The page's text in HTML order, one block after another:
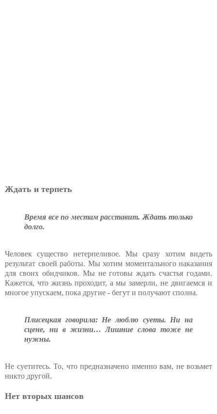
Ждать и терпеть
Время все по местам расставит. Ждать только
долго.
Человек существо нетерпеливое. Мы сразу хотим видеть
результат своей работы. Мы хотим моментального наказания
для своих обидчиков. Мы не готовы ждать счастья годами.
Кажется, что жизнь проходит, а мы замерли, не двигаемся и
многое упускаем, пока другие - бегут и получают сполна.
Плисецкая говорила: Не люблю суеты. Ни на
сцене, ни в жизни… Лишние слова тоже не
нужны.
Не суетитесь. То, что предназначено именно вам, не возьмет
никто другой.
Нет вторых шансов